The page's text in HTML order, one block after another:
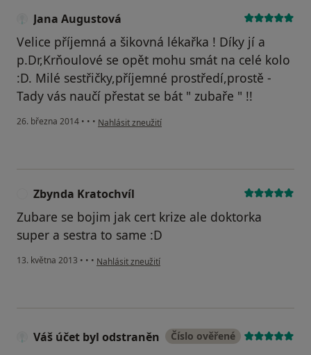
Jana Augustová
Velice příjemná a šikovná lékařka ! Díky jí a
p.Dr,Krňoulové se opět mohu smát na celé kolo
:D. Milé sestřičky,příjemné prostředí,prostě -
Tady vás naučí přestat se bát " zubaře " !!
26. března 2014 • • • podle názoru uživatele Jana Augustová
Nahlásit zneužití
Zbynda Kratochvíl
Zubare se bojim jak cert krize ale doktorka
super a sestra to same :D
13. května 2013 • • • podle názoru uživatele Zbynda Kratochvíl
Nahlásit zneužití
Váš účet byl odstraněn Číslo ověřené